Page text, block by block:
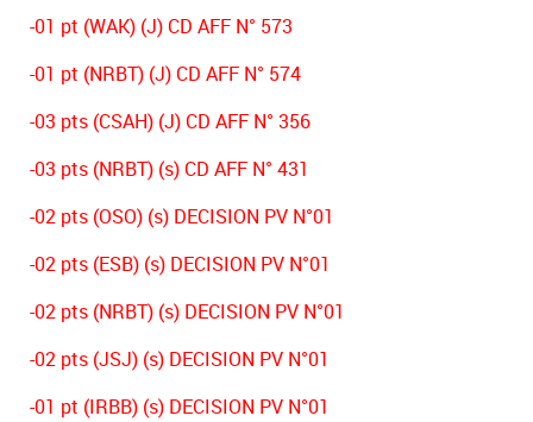
-01 pt (WAK) (J) CD AFF N° 573
-01 pt (NRBT) (J) CD AFF N° 574
-03 pts (CSAH) (J) CD AFF N° 356
-03 pts (NRBT) (s) CD AFF N° 431
-02 pts (OSO) (s) DECISION PV N°01
-02 pts (ESB) (s) DECISION PV N°01
-02 pts (NRBT) (s) DECISION PV N°01
-02 pts (JSJ) (s) DECISION PV N°01
-01 pt (IRBB) (s) DECISION PV N°01